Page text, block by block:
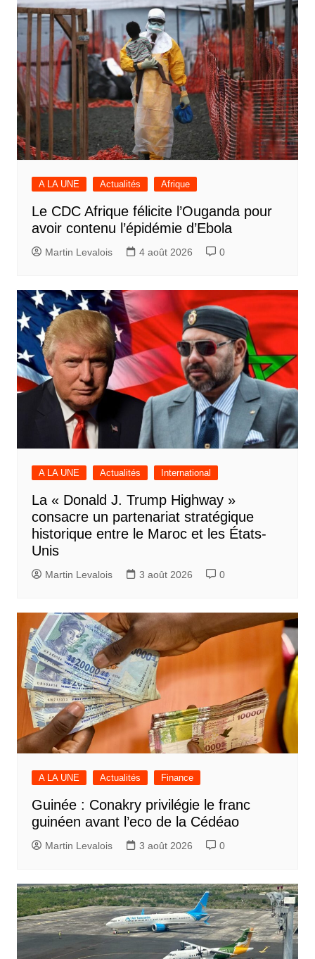
A LA UNE Actualités Afrique
Le CDC Afrique félicite l’Ouganda pour
avoir contenu l’épidémie d’Ebola
Martin Levalois 4 août 2026 0
A LA UNE Actualités International
La « Donald J. Trump Highway »
consacre un partenariat stratégique
historique entre le Maroc et les États-
Unis
Martin Levalois 3 août 2026 0
A LA UNE Actualités Finance
Guinée : Conakry privilégie le franc
guinéen avant l’eco de la Cédéao
Martin Levalois 3 août 2026 0